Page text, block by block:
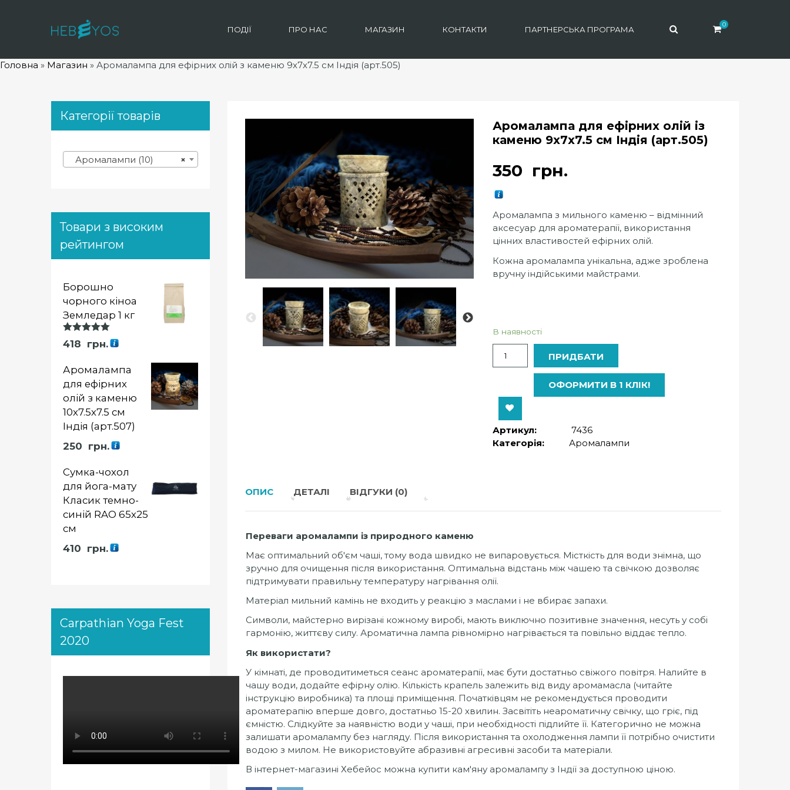
0
ПОДІЇ ПРО НАС МАГАЗИН КОНТАКТИ ПАРТНЕРСЬКА ПРОГРАМА
Головна » Магазин » Аромалампа для ефірних олій з каменю 9х7х7.5 см Індія (арт.505)
Аромалампа для ефірних олій із
каменю 9х7х7.5 см Індія (арт.505)
350 грн.
Аромалампа з мильного каменю – відмінний
аксесуар для ароматерапії, використання
цінних властивостей ефірних олій.
Кожна аромалампа унікальна, адже зроблена
вручну індійськими майстрами.
В наявності
ПРИДБАТИ
ОФОРМИТИ В 1 КЛІК!
Артикул:
7436
Категорія:
Аромалампи
ОПИС ДЕТАЛІ ВІДГУКИ (0)
Переваги аромалампи із природного каменю
Має оптимальний об'єм чаші, тому вода швидко не випаровується. Місткість для води знімна, що
зручно для очищення після використання. Оптимальна відстань між чашею та свічкою дозволяє
підтримувати правильну температуру нагрівання олії.
Матеріал мильний камінь не входить у реакцію з маслами і не вбирає запахи.
Символи, майстерно вирізані кожному виробі, мають виключно позитивне значення, несуть у собі
гармонію, життєву силу. Ароматична лампа рівномірно нагрівається та повільно віддає тепло.
Як використати?
У кімнаті, де проводитиметься сеанс ароматерапії, має бути достатньо свіжого повітря. Налийте в
чашу води, додайте ефірну олію. Кількість крапель залежить від виду аромамасла (читайте
інструкцію виробника) та площі приміщення. Початківцям не рекомендується проводити
ароматерапію вперше довго, достатньо 15-20 хвилин. Засвітіть неароматичну свічку, що гріє, під
ємністю. Слідкуйте за наявністю води у чаші, при необхідності підлийте її. Категорично не можна
залишати аромалампу без нагляду. Після використання та охолодження лампи її потрібно очистити
водою з милом. Не використовуйте абразивні агресивні засоби та матеріали.
В інтернет-магазині Хебейос можна купити кам'яну аромалампу з Індії за доступною ціною.
Категорії товарів
×
Аромалампи (10)
Товари з високим
рейтингом
Борошно
чорного кіноа
Земледар 1 кг
Оцінка
5.00із 5
418 грн.
Аромалампа
для ефірних
олій з каменю
10х7.5х7.5 см
Індія (арт.507)
250 грн.
Сумка-чохол
для йога-мату
Класик темно-
синій RAO 65х25
см
410 грн.
Carpathian Yoga Fest
2020